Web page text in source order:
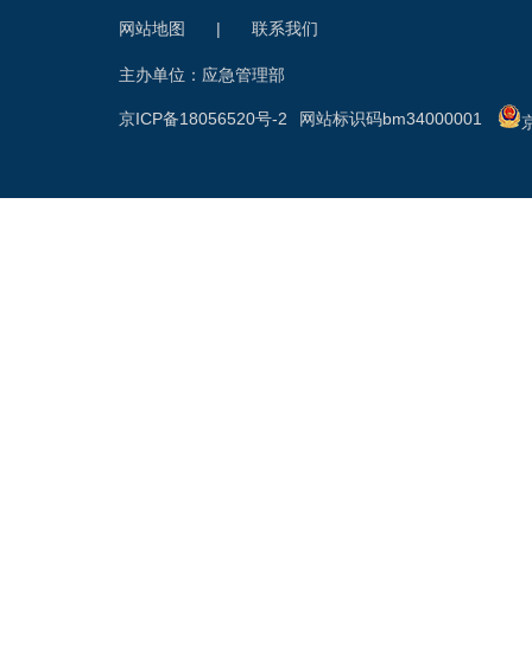
网站地图 | 联系我们
主办单位：应急管理部
网站标识码bm34000001
京ICP备18056520号-2